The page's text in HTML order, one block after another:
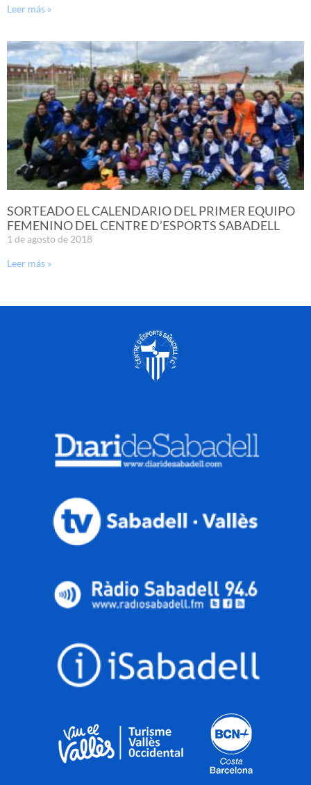
Leer más »
SORTEADO EL CALENDARIO DEL PRIMER EQUIPO
FEMENINO DEL CENTRE D’ESPORTS SABADELL
1 de agosto de 2018
Leer más »